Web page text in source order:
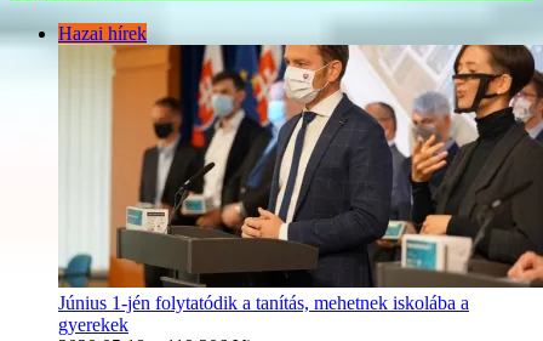
Hazai hírek
Június 1-jén folytatódik a tanítás, mehetnek iskolába a
gyerekek